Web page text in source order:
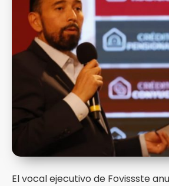
El vocal ejecutivo de Fovissste